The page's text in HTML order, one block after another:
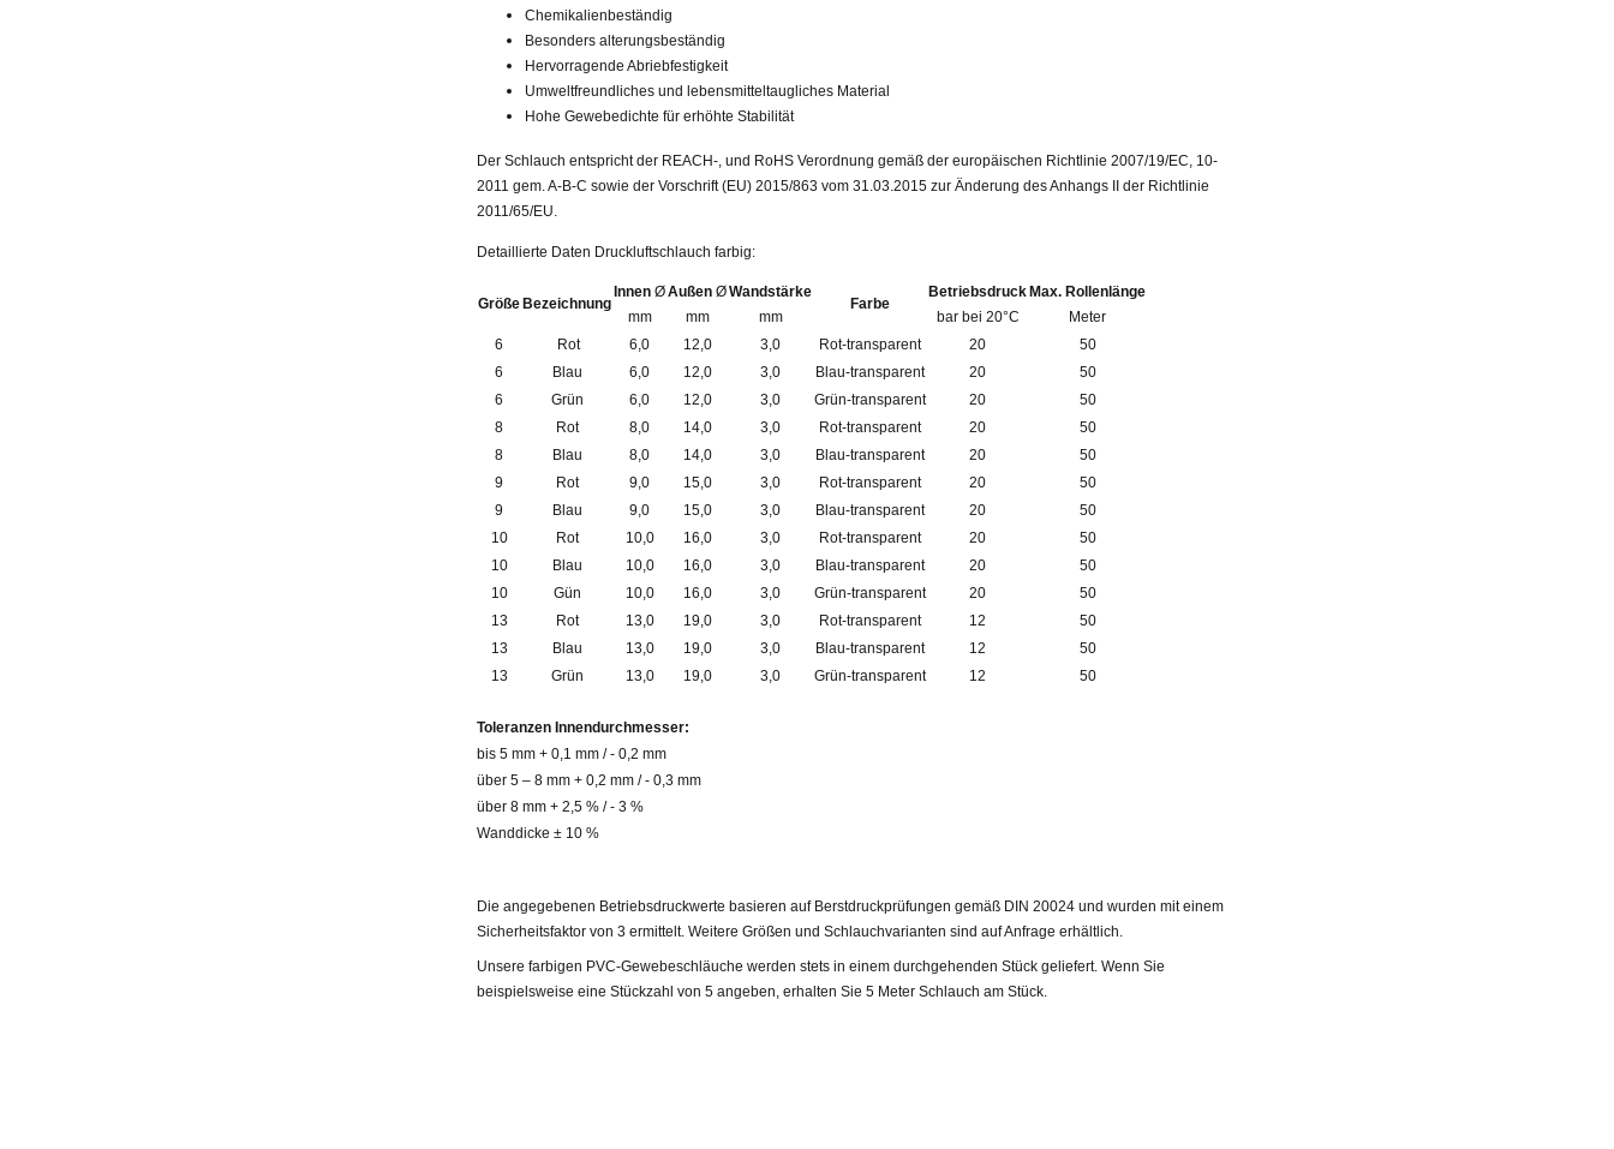
Chemikalienbeständig
Besonders alterungsbeständig
Hervorragende Abriebfestigkeit
Umweltfreundliches und lebensmitteltaugliches Material
Hohe Gewebedichte für erhöhte Stabilität
Der Schlauch entspricht der REACH-, und RoHS Verordnung gemäß der europäischen Richtlinie 2007/19/EC, 10-
2011 gem. A-B-C sowie der Vorschrift (EU) 2015/863 vom 31.03.2015 zur Änderung des Anhangs II der Richtlinie
2011/65/EU.
Detaillierte Daten Druckluftschlauch farbig:
Größe Bezeichnung
Innen Ø
mm
Außen Ø
mm
Wandstärke
mm
Farbe
Betriebsdruck
bar bei 20°C
Max. Rollenlänge
Meter
6
Rot 6,0 12,0 3,0 Rot-transparent 20
50
6
Blau 6,0 12,0 3,0 Blau-transparent 20
50
6
Grün 6,0 12,0 3,0 Grün-transparent 20
50
8
Rot 8,0 14,0 3,0 Rot-transparent 20
50
8
Blau 8,0 14,0 3,0 Blau-transparent 20
50
9
Rot 9,0 15,0 3,0 Rot-transparent 20
50
9
Blau 9,0 15,0 3,0 Blau-transparent 20
50
10
Rot 10,0 16,0 3,0 Rot-transparent 20
50
10
Blau 10,0 16,0 3,0 Blau-transparent 20
50
10
Gün 10,0 16,0 3,0 Grün-transparent 20
50
13
Rot 13,0 19,0 3,0 Rot-transparent 12
50
13
Blau 13,0 19,0 3,0 Blau-transparent 12
50
13
Grün 13,0 19,0 3,0 Grün-transparent 12 50
Toleranzen Innendurchmesser:
bis 5 mm + 0,1 mm / - 0,2 mm
über 5 – 8 mm + 0,2 mm / - 0,3 mm
über 8 mm + 2,5 % / - 3 %
Wanddicke ± 10 %
Die angegebenen Betriebsdruckwerte basieren auf Berstdruckprüfungen gemäß DIN 20024 und wurden mit einem
Sicherheitsfaktor von 3 ermittelt. Weitere Größen und Schlauchvarianten sind auf Anfrage erhältlich.
Unsere farbigen PVC-Gewebeschläuche werden stets in einem durchgehenden Stück geliefert. Wenn Sie
beispielsweise eine Stückzahl von 5 angeben, erhalten Sie 5 Meter Schlauch am Stück.